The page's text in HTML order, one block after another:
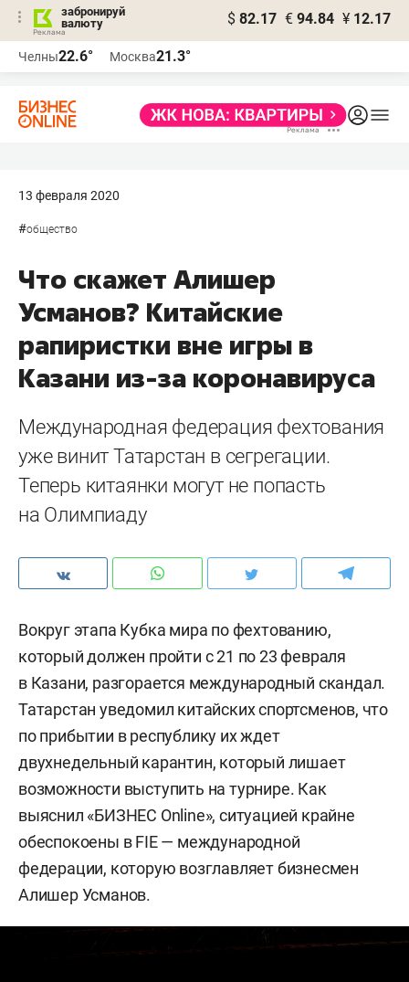
забронируй
валюту
$ 82.17 € 94.84 ¥ 12.17
Челны22.6° Москва21.3°
13 февраля 2020
#общество
Что скажет Алишер
Усманов? Китайские
рапиристки вне игры в
Казани из-за коронавируса
Международная федерация фехтования
уже винит Татарстан в сегрегации.
Теперь китаянки могут не попасть
на Олимпиаду
Вокруг этапа Кубка мира по фехтованию,
который должен пройти с 21 по 23 февраля
в Казани, разгорается международный скандал.
Татарстан уведомил китайских спортсменов, что
по прибытии в республику их ждет
двухнедельный карантин, который лишает
возможности выступить на турнире. Как
выяснил «БИЗНЕС Online», ситуацией крайне
обеспокоены в FIE — международной
федерации, которую возглавляет бизнесмен
Алишер Усманов.